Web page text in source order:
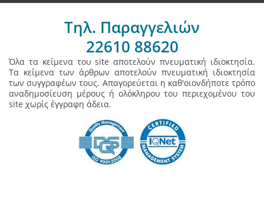
Τηλ. Παραγγελιών
22610 88620
Όλα τα κείμενα του site αποτελούν πνευματική ιδιοκτησία.
Τα κείμενα των άρθρων αποτελούν πνευματική ιδιοκτησία
των συγγραφέων τους. Απαγορεύεται η καθ'οιονδήποτε τρόπο
αναδημοσίευση μέρους ή ολόκληρου του περιεχομένου του
site χωρίς έγγραφη άδεια.